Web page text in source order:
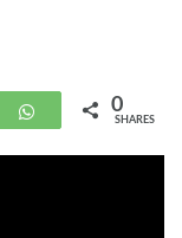
WhatsApp
0
SHARES